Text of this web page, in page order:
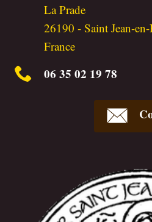
La Prade
26190 -Saint Jean-
France
06 35 02 19 78